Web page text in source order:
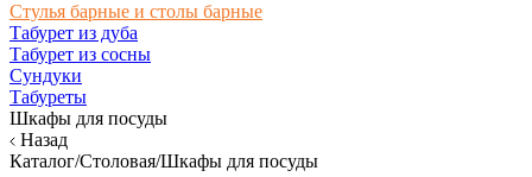
Стулья барные и столы барные
Табурет из дуба
Табурет из сосны
Сундуки
Табуреты
Шкафы для посуды
Назад
Каталог/Столовая/Шкафы для посуды